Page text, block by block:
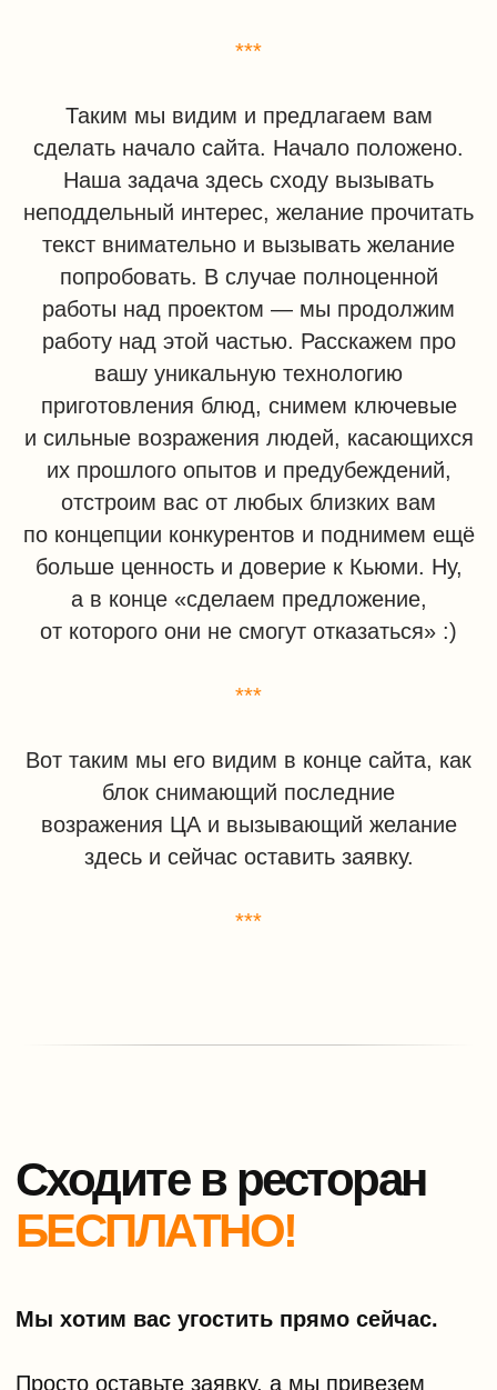
***
Таким мы видим и предлагаем вам
сделать начало сайта. Начало положено.
Наша задача здесь сходу вызывать
неподдельный интерес, желание прочитать
текст внимательно и вызывать желание
попробовать. В случае полноценной
работы над проектом — мы продолжим
работу над этой частью. Расскажем про
вашу уникальную технологию
приготовления блюд, снимем ключевые
и сильные возражения людей, касающихся
их прошлого опытов и предубеждений,
отстроим вас от любых близких вам
по концепции конкурентов и поднимем ещё
больше ценность и доверие к Кьюми. Ну,
а в конце «сделаем предложение,
от которого они не смогут отказаться» :)
***
Вот таким мы его видим в конце сайта, как
блок снимающий последние
возражения ЦА и вызывающий желание
здесь и сейчас оставить заявку.
***
нам Кьюми печь, либооставить её себе
в бесплатное пользование и заказать
у нас первый ваш Кьюми-рацион
по выбранному тарифу.
КЬЮМИ 2026 © Права защищены
персональных данных